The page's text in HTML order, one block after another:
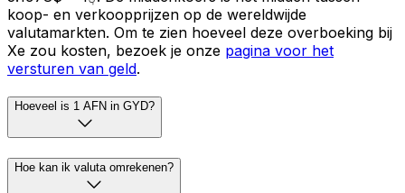
koop- en verkoopprijzen op de wereldwijde
valutamarkten. Om te zien hoeveel deze overboeking bij
Xe zou kosten, bezoek je onze pagina voor het
versturen van geld.
Hoeveel is 1 AFN in GYD?
Hoe kan ik valuta omrekenen?